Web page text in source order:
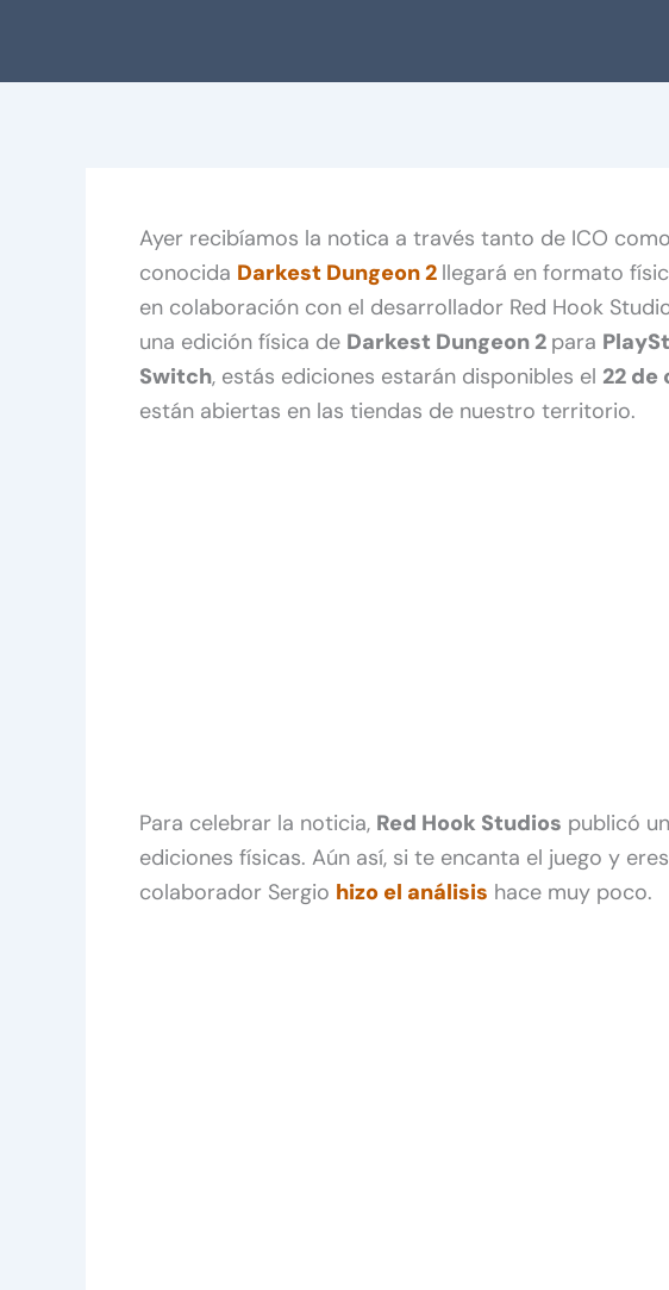
Ayer recibíamos la notica a través tanto de ICO como
conocida Darkest Dungeon 2 llegará en formato
en colaboración con el desarrollador Red Hook
una edición física de Darkest Dungeon 2 para
Switch, estás ediciones estarán disponibles el 22 de
están abiertas en las tiendas de nuestro territorio.
Para celebrar la noticia, Red Hook Studios publicó
ediciones físicas. Aún así, si te encanta el juego y
colaborador Sergio hizo el análisis hace muy poco.